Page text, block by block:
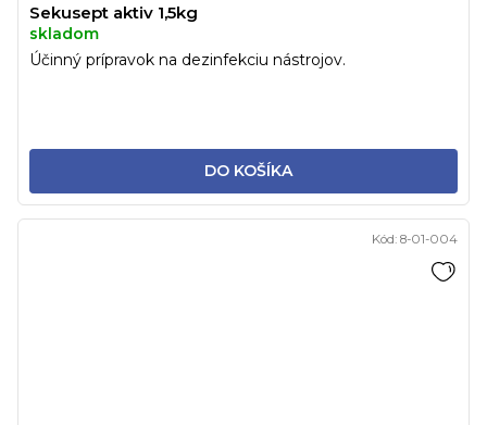
Sekusept aktiv 1,5kg
skladom
DO KOŠÍKA
Účinný prípravok na dezinfekciu nástrojov.
Kód: 8-01-004